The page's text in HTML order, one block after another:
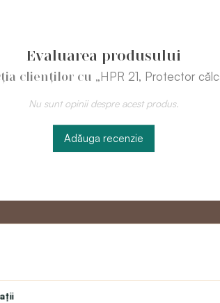
Evaluarea produsului
clienților cu „HPR 21, Protector
Nu sunt opinii despre acest produs.
Adăuga recenzie
Master